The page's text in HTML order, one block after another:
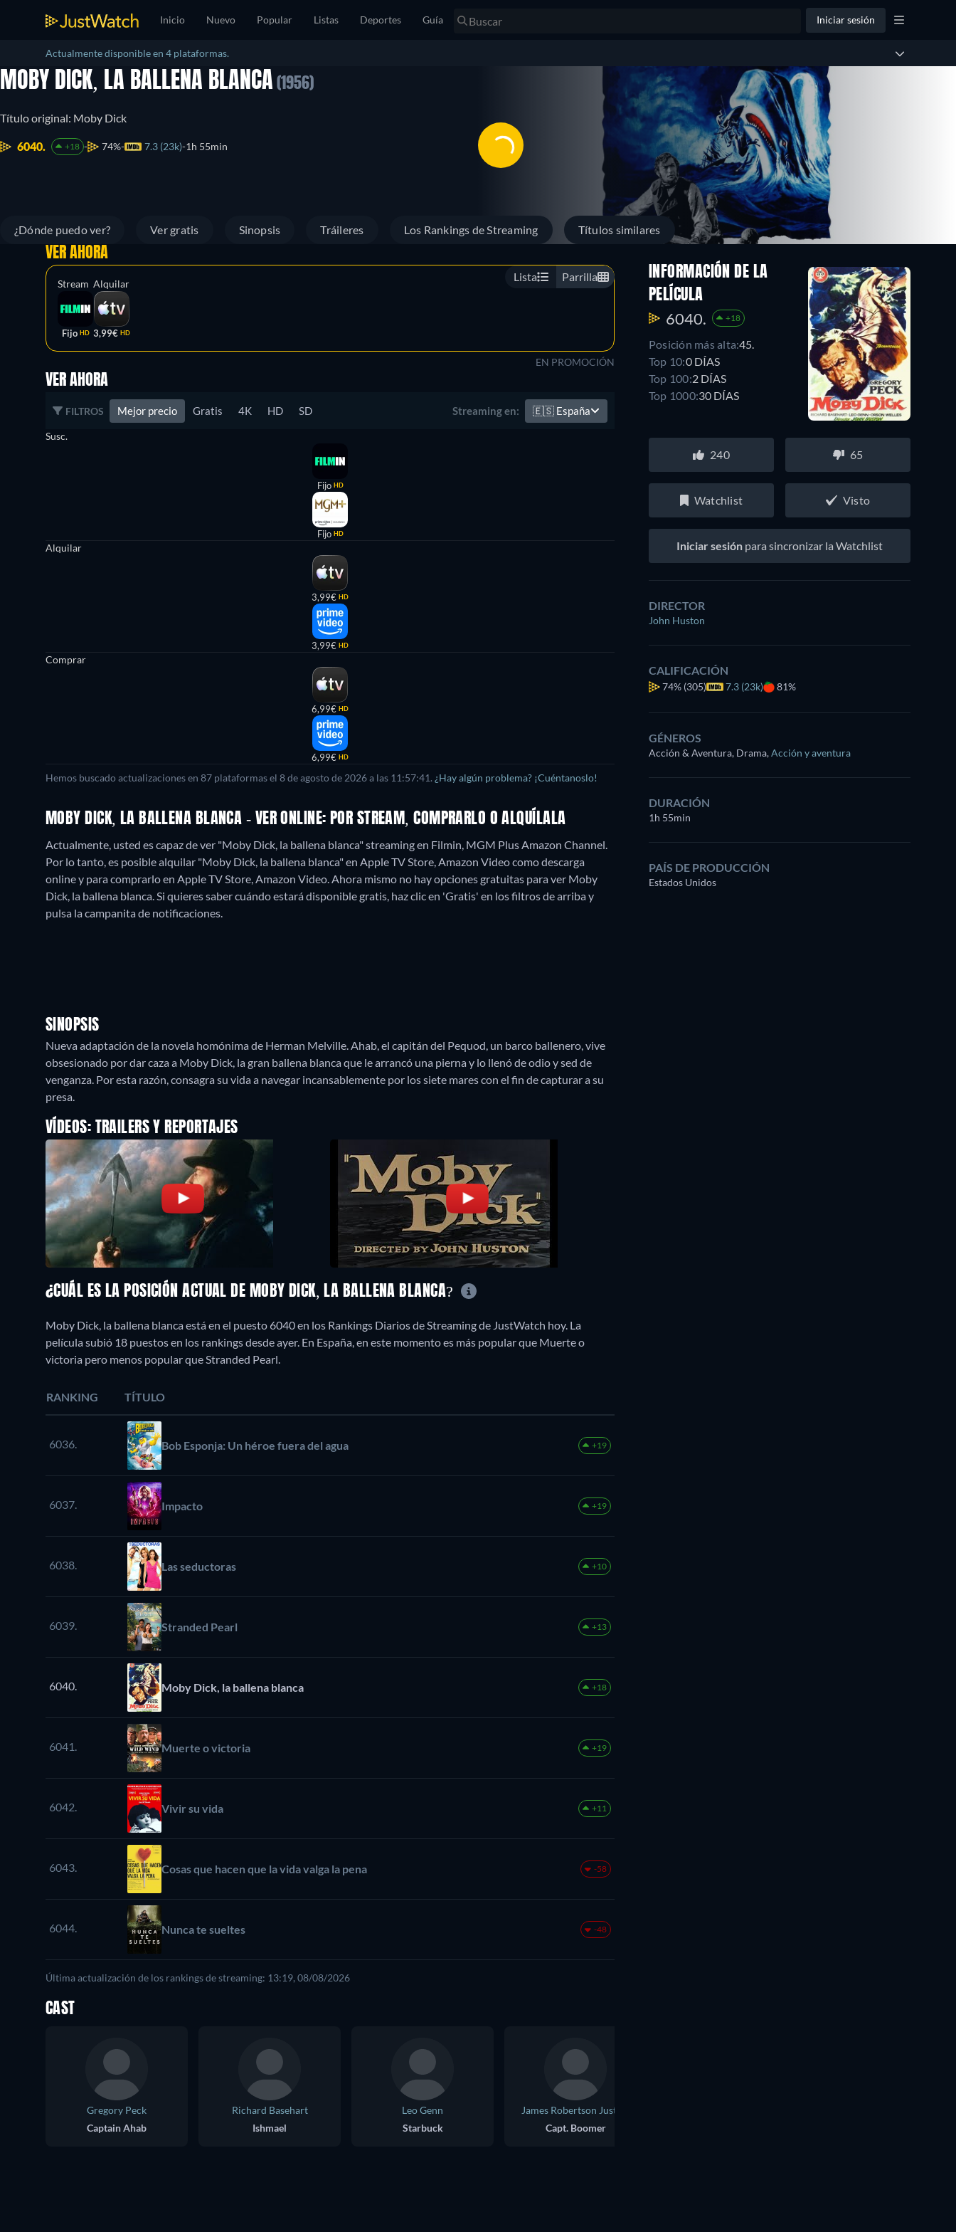
Inicio Nuevo Popular Listas Deportes Guía Iniciar sesión
Actualmente disponible en 4 plataformas.
MOBY DICK, LA BALLENA BLANCA (1956)
Título original: Moby Dick
6040. +18 74% 7.3 (23k) 1h 55min
¿Dónde puedo ver? Ver gratis Sinopsis Tráileres Los Rankings de Streaming Títulos similares
Lista Parrilla
VER AHORA
Stream
Fijo HD
Alquilar
3,99€ HD
EN PROMOCIÓN
VER AHORA
FILTROS Mejor precio Gratis 4K HD SD Streaming en: 🇪🇸 España
Susc.
Fijo HD
Fijo HD
Alquilar
3,99€ HD
3,99€ HD
Comprar
6,99€ HD
6,99€ HD
Hemos buscado actualizaciones en 87 plataformas el 8 de agosto de 2026a las 11:57:41. ¿Hay algún problema? ¡Cuéntanoslo!
MOBY DICK, LA BALLENA BLANCA - VER ONLINE: POR STREAM, COMPRARLO O ALQUÍLALA
Actualmente, usted es capaz de ver "Moby Dick, la ballena blanca" streaming en Filmin, MGM Plus Amazon Channel.
Por lo tanto, es posible alquilar "Moby Dick, la ballena blanca" en Apple TV Store, Amazon Video como descarga
online y para comprarlo en Apple TV Store, Amazon Video.Ahora mismo no hay opciones gratuitas para ver Moby
Dick, la ballena blanca. Si quieres saber cuándo estará disponible gratis, haz clic en 'Gratis' en los filtros de arriba y
pulsa la campanita de notificaciones.
SINOPSIS
Nueva adaptación de la novela homónima de Herman Melville. Ahab, el capitán del Pequod, un barco ballenero, vive
obsesionado por dar caza a Moby Dick, la gran ballena blanca que le arrancó una pierna y lo llenó de odio y sed de
venganza. Por esta razón, consagra su vida a navegar incansablemente por los siete mares con el fin de capturar a su
presa.
VÍDEOS: TRAILERS Y REPORTAJES
INFORMACIÓN DE LA
PELÍCULA
6040. +18
Posición más alta:45.
Top 10:0 DÍAS
Top 100:2 DÍAS
Top 1000:30 DÍAS
240 65
Watchlist Visto
Iniciar sesión para sincronizar la Watchlist
DIRECTOR
John Huston
CALIFICACIÓN
74% (305) 7.3 (23k) 81%
GÉNEROS
Acción & Aventura, Drama,Acción y aventura
DURACIÓN
1h 55min
PAÍS DE PRODUCCIÓN
Estados Unidos
¿CUÁL ES LA POSICIÓN ACTUAL DE MOBY DICK, LA BALLENA BLANCA?
Moby Dick, la ballena blanca está en el puesto 6040 en los Rankings Diarios de Streaming de JustWatch hoy. La
película subió 18 puestos en los rankings desde ayer. En España, en este momento es más popular que Muerte o
victoria pero menos popular que Stranded Pearl.
RANKING TÍTULO
6036. Bob Esponja: Un héroe fuera del agua +19
6037. Impacto +19
6038. Las seductoras +10
6039. Stranded Pearl +13
6040. Moby Dick, la ballena blanca +18
6041. Muerte o victoria +19
6042. Vivir su vida +11
6043. Cosas que hacen que la vida valga la pena -58
6044. Nunca te sueltes -48
Última actualización de los rankings de streaming: 13:19, 08/08/2026
CAST
Gregory Peck
Captain Ahab
Richard Basehart
Ishmael
Leo Genn
Starbuck
James Robertson Justice
Capt. Boomer